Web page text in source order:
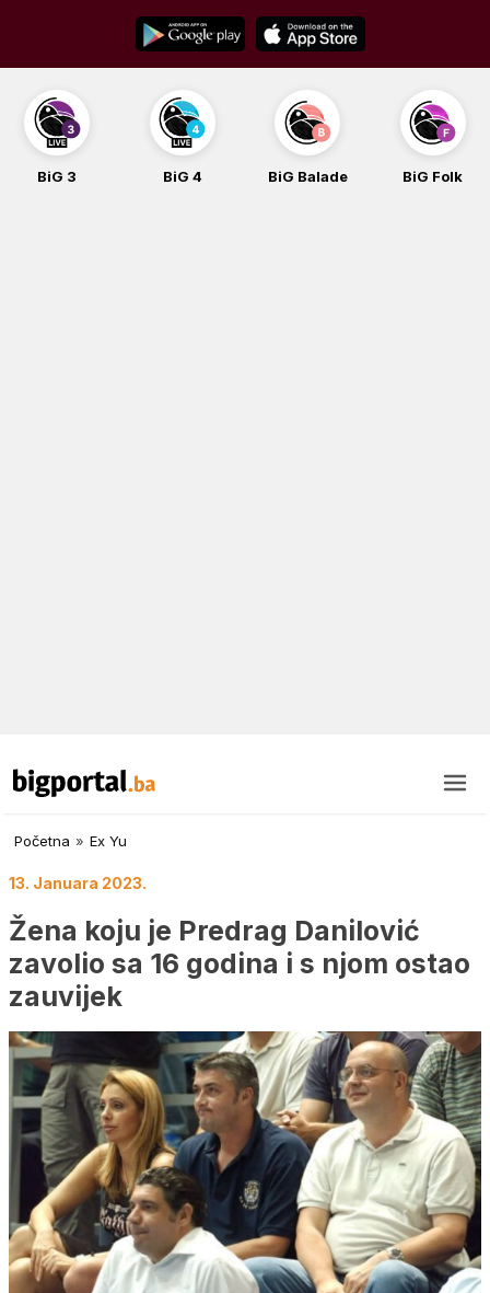
content
BiG 3 BiG 4 BiG Balade BiG Folk
Početna » Ex Yu
13. Januara 2023.
Žena koju je Predrag Danilović
zavolio sa 16 godina i s njom ostao
zauvijek